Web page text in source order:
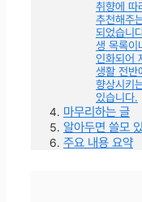
취향에 따
추천해주
되었습니
생 목록이
인화되어
생활 전반
향상시키
있습니다.
마무리하는 글
알아두면 쓸모
주요 내용 요약